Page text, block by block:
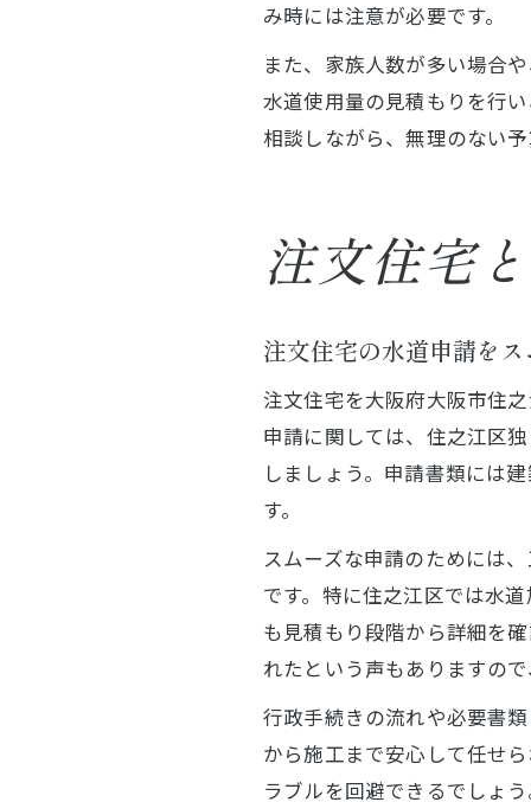
み時には注意が必要です。
また、家族人数が多い場合
水道使用量の見積もりを行
相談しながら、無理のない
注文住宅
注文住宅の水道申請を
注文住宅を大阪府大阪市住
申請に関しては、住之江区
しましょう。申請書類には
す。
スムーズな申請のためには
です。特に住之江区では水
も見積もり段階から詳細を
れたという声もありますの
行政手続きの流れや必要書
から施工まで安心して任せ
ラブルを回避できるでしょ